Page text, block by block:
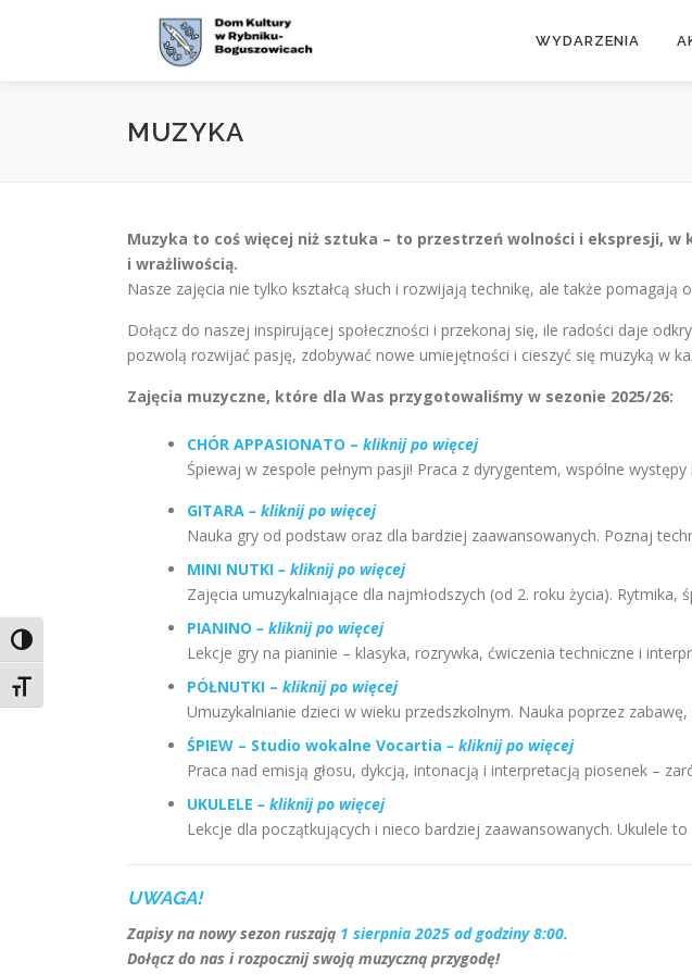
Toggle High Contrast
Toggle Font size
WYDARZENIA
MUZYKA
Muzyka to coś więcej niż sztuka – to przestrzeń wolności i ekspresji,
i wrażliwością.
Nasze zajęcia nie tylko kształcą słuch i rozwijają technikę, ale także
Dołącz do naszej inspirującej społeczności i przekonaj się, ile radości daje
pozwolą rozwijać pasję, zdobywać nowe umiejętności i cieszyć się muzyką w
Zajęcia muzyczne, które dla Was przygotowaliśmy w sezonie 2025/26:
CHÓR APPASIONATO – kliknij po więcej
Śpiewaj w zespole pełnym pasji! Praca z dyrygentem, wspólne
GITARA – kliknij po więcej
Nauka gry od podstaw oraz dla bardziej zaawansowanych. Poznaj
MINI NUTKI – kliknij po więcej
Zajęcia umuzykalniające dla najmłodszych (od 2. roku życia). Rytmika,
PIANINO – kliknij po więcej
Lekcje gry na pianinie – klasyka, rozrywka, ćwiczenia techniczne i
PÓŁNUTKI – kliknij po więcej
Umuzykalnianie dzieci w wieku przedszkolnym. Nauka poprzez
ŚPIEW – Studio wokalne Vocartia – kliknij po więcej
Praca nad emisją głosu, dykcją, intonacją i interpretacją piosenek –
UKULELE – kliknij po więcej
Lekcje dla początkujących i nieco bardziej zaawansowanych. Ukulele
UWAGA!
Zapisy na nowy sezon ruszają 1 sierpnia 2025 od godziny 8:00.
Dołącz do nas i rozpocznij swoją muzyczną przygodę!